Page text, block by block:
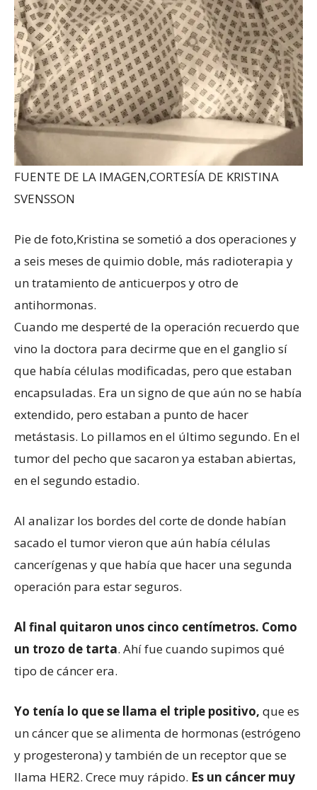
FUENTE DE LA IMAGEN,CORTESÍA DE KRISTINA
SVENSSON
Pie de foto,Kristina se sometió a dos operaciones y
a seis meses de quimio doble, más radioterapia y
un tratamiento de anticuerpos y otro de
antihormonas.
Cuando me desperté de la operación recuerdo que
vino la doctora para decirme que en el ganglio sí
que había células modificadas, pero que estaban
encapsuladas. Era un signo de que aún no se había
extendido, pero estaban a punto de hacer
metástasis. Lo pillamos en el último segundo. En el
tumor del pecho que sacaron ya estaban abiertas,
en el segundo estadio.
Al analizar los bordes del corte de donde habían
sacado el tumor vieron que aún había células
cancerígenas y que había que hacer una segunda
operación para estar seguros.
Al final quitaron unos cinco centímetros. Como
un trozo de tarta. Ahí fue cuando supimos qué
tipo de cáncer era.
Yo tenía lo que se llama el triple positivo, que es
un cáncer que se alimenta de hormonas (estrógeno
y progesterona) y también de un receptor que se
llama HER2. Crece muy rápido. Es un cáncer muy